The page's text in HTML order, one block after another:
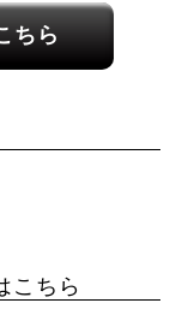
ちら
こちら